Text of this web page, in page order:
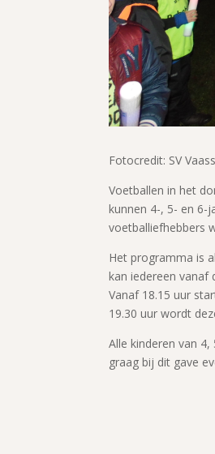
Fotocredit: SV
Voetballen in het
kunnen 4-, 5- en 6-
voetballiefhebbers
Het programma is
kan iedereen
Vanaf 18.15 uur
19.30 uur wordt
Alle kinderen van
graag bij dit gave